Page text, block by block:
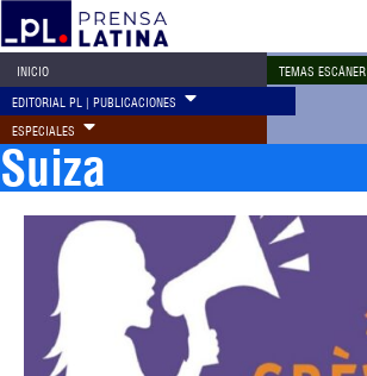
INICIO TEMAS ESCÁNER
EDITORIAL PL | PUBLICACIONES
ESPECIALES
Suiza